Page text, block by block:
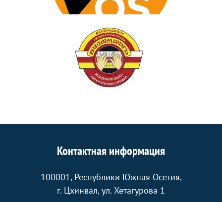
Контактная информация
100001, Республики Южная Осетия,
г. Цхинвал, ул. Хетагурова 1